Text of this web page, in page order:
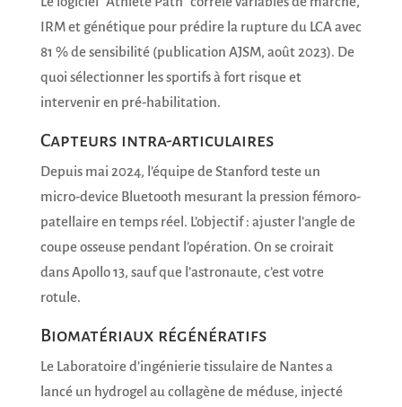
IRM et génétique pour prédire la rupture du LCA avec
81 % de sensibilité (publication AJSM, août 2023). De
quoi sélectionner les sportifs à fort risque et
intervenir en pré-habilitation.
Capteurs intra-articulaires
Depuis mai 2024, l’équipe de Stanford teste un
micro-device Bluetooth mesurant la pression fémoro-
patellaire en temps réel. L’objectif : ajuster l’angle de
coupe osseuse pendant l’opération. On se croirait
dans Apollo 13, sauf que l’astronaute, c’est votre
rotule.
Biomatériaux régénératifs
Le Laboratoire d’ingénierie tissulaire de Nantes a
lancé un hydrogel au collagène de méduse, injecté